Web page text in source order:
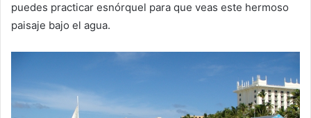
puedes practicar esnórquel para que veas este hermoso
paisaje bajo el agua.